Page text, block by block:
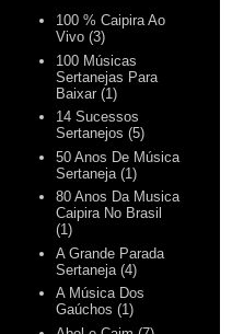
100 % Caipira Ao
Vivo (3)
100 Músicas
Sertanejas Para
Baixar (1)
14 Sucessos
Sertanejos (5)
50 Anos De Música
Sertaneja (1)
80 Anos Da Musica
Caipira No Brasil
(1)
A Grande Parada
Sertaneja (4)
A Música Dos
Gaúchos (1)